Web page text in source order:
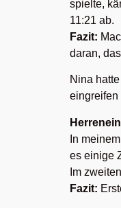
spielte,
11:21 ab.
Fazit:
daran,
Nina
eingreifen
In
es einige
Im
Fazit: